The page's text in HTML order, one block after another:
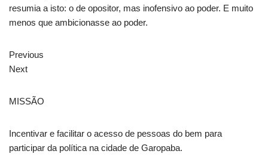
resumia a isto: o de opositor, mas inofensivo ao poder. E muito
menos que ambicionasse ao poder.
Previous
Next
MISSÃO
Incentivar e facilitar o acesso de pessoas do bem para
participar da política na cidade de Garopaba.